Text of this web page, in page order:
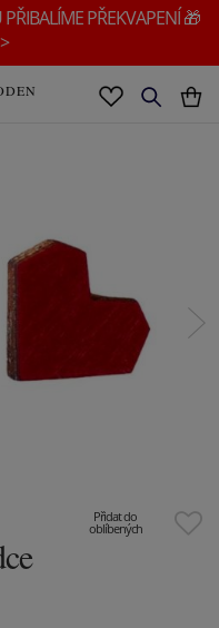
PŘEKVAPENÍ 🎁
Přidat do
oblíbených